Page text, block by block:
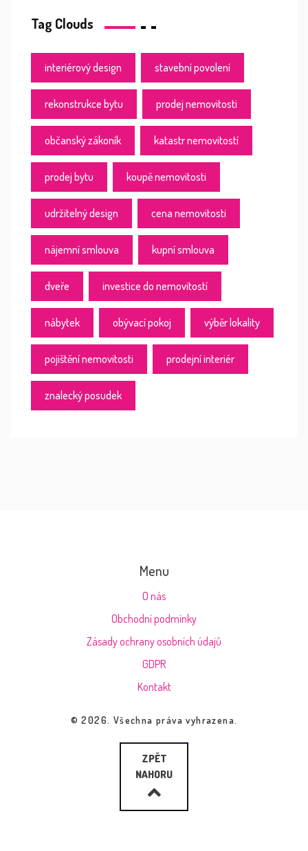
Tag Clouds
interiérový design stavební povolení
rekonstrukce bytu prodej nemovitosti
občanský zákoník katastr nemovitostí
prodej bytu koupě nemovitosti
udržitelný design cena nemovitosti
nájemní smlouva kupní smlouva
dveře investice do nemovitostí
nábytek obývací pokoj výběr lokality
pojištění nemovitosti prodejní interiér
znalecký posudek
Menu
O nás
Obchodní podmínky
Zásady ochrany osobních údajů
GDPR
Kontakt
© 2026. Všechna práva vyhrazena.
ZPĚT
NAHORU